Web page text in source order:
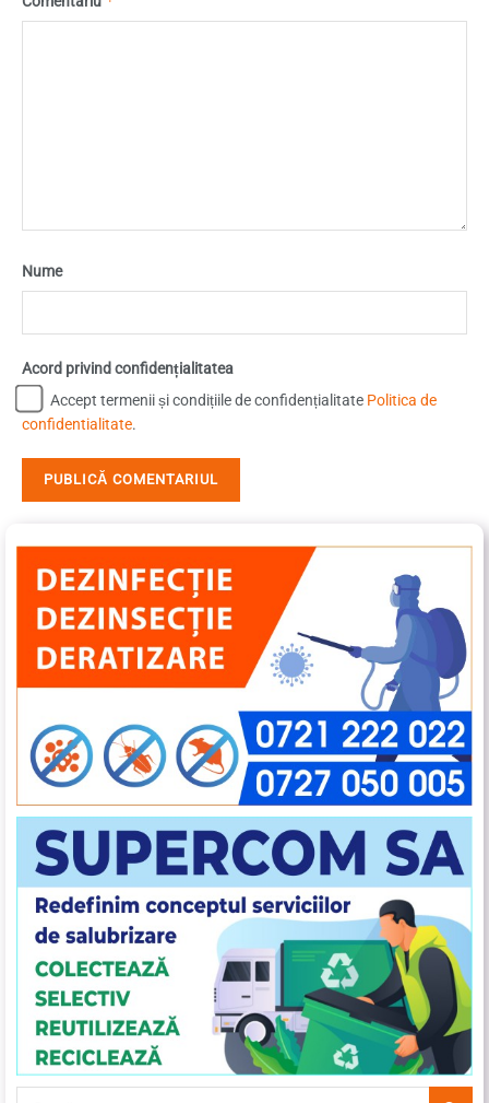
Nume
Acord privind confidențialitatea
Accept termenii și condițiile de confidențialitate Politica de
confidentialitate.